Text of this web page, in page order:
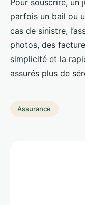
Pour souscrire, un
parfois un bail ou
cas de sinistre,
photos, des
simplicité et la
assurés plus de
Assurance